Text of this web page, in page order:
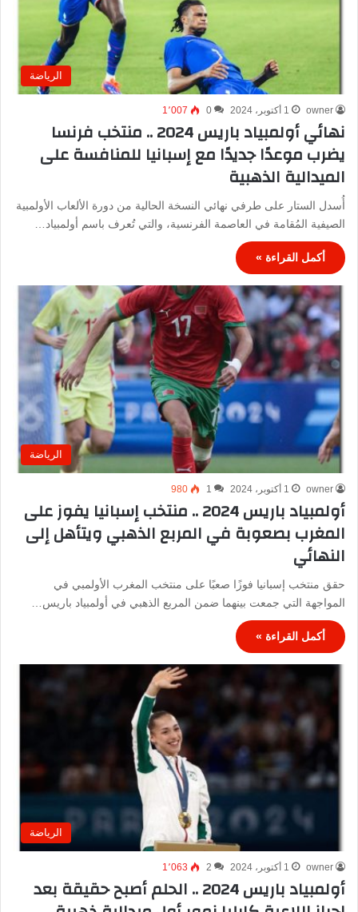
الرياضة
owner 1 أكتوبر، 2024 0 1٬007
نهائي أولمبياد باريس 2024 .. منتخب فرنسا
يضرب موعدًا جديدًا مع إسبانيا للمنافسة على
الميدالية الذهبية
أُسدل الستار على طرفي نهائي النسخة الحالية من دورة الألعاب الأولمبية
الصيفية المُقامة في العاصمة الفرنسية، والتي تُعرف باسم أولمبياد…
أكمل القراءة »
الرياضة
owner 1 أكتوبر، 2024 1
980
أولمبياد باريس 2024 .. منتخب إسبانيا يفوز على
المغرب بصعوبة في المربع الذهبي ويتأهل إلى
النهائي
حقق منتخب إسبانيا فوزًا صعبًا على منتخب المغرب الأولمبي في
المواجهة التي جمعت بينهما ضمن المربع الذهبي في أولمبياد باريس…
أكمل القراءة »
الرياضة
owner 1 أكتوبر، 2024 2 1٬063
أولمبياد باريس 2024 .. الحلم أصبح حقيقة بعد